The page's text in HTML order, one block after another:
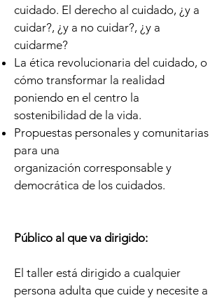
cuidado. El derecho al cuidado, ¿y a
cuidar?, ¿y a no cuidar?, ¿y a
cuidarme?
La ética revolucionaria del cuidado, o
cómo transformar la realidad
poniendo en el centro la
sostenibilidad de la vida.
Propuestas personales y comunitarias
para una
organización corresponsable y
democrática de los cuidados.
Público al que va dirigido:
El taller está dirigido a cualquier
persona adulta que cuide y necesite a